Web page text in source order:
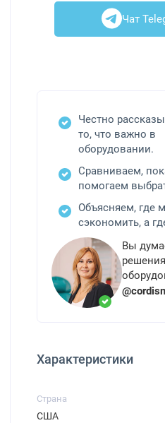
Чат
Честно
то, что важно в
оборудовании.
Сравниваем,
помогаем
Объясняем, где
сэкономить, а
Вы
Характеристики
Страна
США